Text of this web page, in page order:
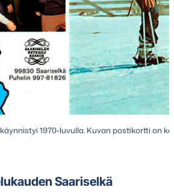
1970-luvulla. Kuvan postikortti on
Saariselkä